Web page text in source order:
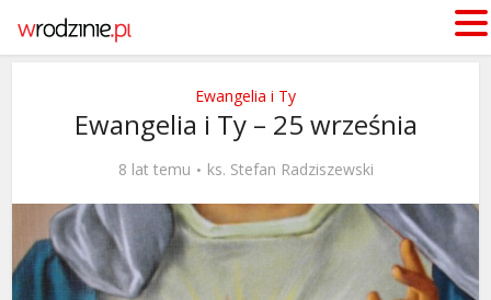
Ewangelia i Ty
Ewangelia i Ty – 25 września
8 lat temu ks. Stefan Radziszewski